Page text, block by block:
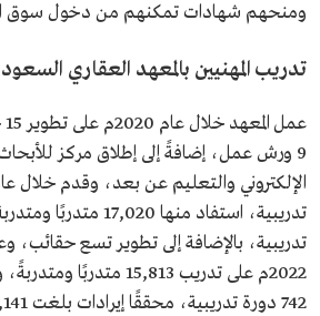
ومنحهم شهادات تمكنهم من دخول سوق
تدريب المهنيين بالمعهد العقاري
9 ورش عمل، إضافةً إلى إطلاق مركز
تدريبية، بالإضافة إلى تطوير تسع حقائب،
2022م على تدريب 15,813
742 دورة تدريبية، محققًا إيرادات بلغت 9,553,141 ريالًا.